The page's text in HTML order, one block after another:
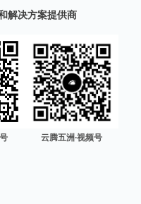
解决方案提供商
云腾五洲·视频号